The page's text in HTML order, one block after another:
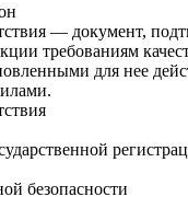
— документ,
требованиям
для нее
безопасности